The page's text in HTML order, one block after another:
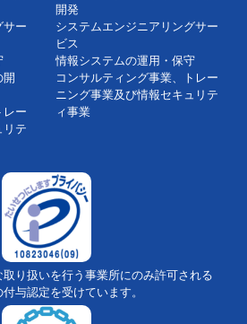
サー
開
レー
リテ
開発
システムエンジニアリングサー
ビス
情報システムの運用・保守
コンサルティング事業、トレー
ニング事業及び情報セキュリテ
ィ事業
り扱いを行う事業所にのみ許可される
与認定を受けています。